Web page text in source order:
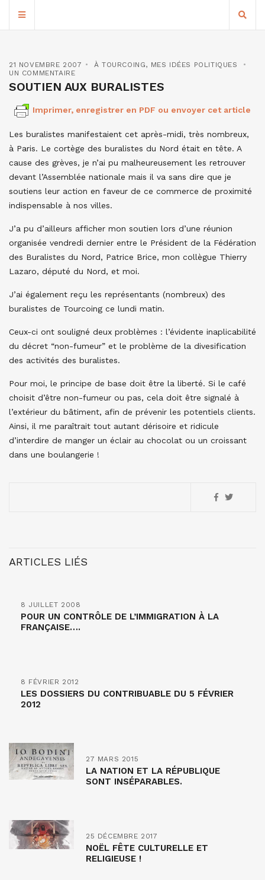
21 NOVEMBRE 2007 À TOURCOING, MES IDÉES POLITIQUES
UN COMMENTAIRE
SOUTIEN AUX BURALISTES
Imprimer, enregistrer en PDF ou envoyer cet article
Les buralistes manifestaient cet après-midi, très nombreux,
à Paris. Le cortège des buralistes du Nord était en tête. A
cause des grèves, je n’ai pu malheureusement les retrouver
devant l’Assemblée nationale mais il va sans dire que je
soutiens leur action en faveur de ce commerce de proximité
indispensable à nos villes.
J’a pu d’ailleurs afficher mon soutien lors d’une réunion
organisée vendredi dernier entre le Président de la Fédération
des Buralistes du Nord, Patrice Brice, mon collègue Thierry
Lazaro, député du Nord, et moi.
J’ai également reçu les représentants (nombreux) des
buralistes de Tourcoing ce lundi matin.
Ceux-ci ont souligné deux problèmes : l’évidente inaplicabilité
du décret “non-fumeur” et le problème de la divesification
des activités des buralistes.
Pour moi, le principe de base doit être la liberté. Si le café
choisit d’être non-fumeur ou pas, cela doit être signalé à
l’extérieur du bâtiment, afin de prévenir les potentiels clients.
Ainsi, il me paraîtrait tout autant dérisoire et ridicule
d’interdire de manger un éclair au chocolat ou un croissant
dans une boulangerie !
ARTICLES LIÉS
8 JUILLET 2008
POUR UN CONTRÔLE DE L’IMMIGRATION À LA
FRANÇAISE….
8 FÉVRIER 2012
LES DOSSIERS DU CONTRIBUABLE DU 5 FÉVRIER
2012
27 MARS 2015
LA NATION ET LA RÉPUBLIQUE
SONT INSÉPARABLES.
25 DÉCEMBRE 2017
NOËL FÊTE CULTURELLE ET
RELIGIEUSE !